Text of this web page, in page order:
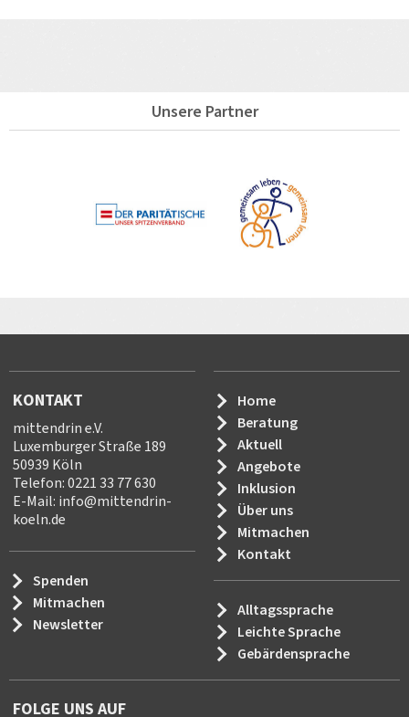
Unsere Partner
KONTAKT
mittendrin e.V.
Luxemburger Straße 189
50939 Köln
Telefon: 0221 33 77 630
E-Mail: info@mittendrin-
koeln.de
Spenden
Mitmachen
Newsletter
Home
Beratung
Aktuell
Angebote
Inklusion
Über uns
Mitmachen
Kontakt
Alltagssprache
Leichte Sprache
Gebärdensprache
FOLGE UNS AUF